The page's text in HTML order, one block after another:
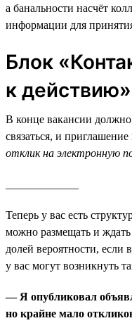
а банальности насчёт
информации для
Блок
к действию»
В конце вакансии
связаться, и
отклик на электронную
Теперь у вас есть
можно размещать и
долей вероятности, если
у вас могут возникнуть
— Я опубликовал
но крайне мало